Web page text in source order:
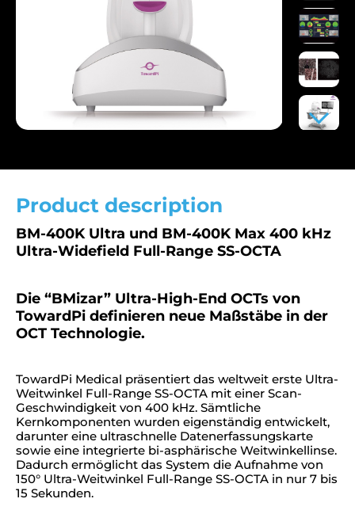
Product description
BM-400K Ultra und BM-400K Max 400 kHz
Ultra-Widefield Full-Range SS-OCTA
Die “BMizar” Ultra-High-End OCTs von
TowardPi definieren neue Maßstäbe in der
OCT Technologie.
TowardPi Medical präsentiert das weltweit erste Ultra-
Weitwinkel Full-Range SS-OCTA mit einer Scan-
Geschwindigkeit von 400 kHz. Sämtliche
Kernkomponenten wurden eigenständig entwickelt,
darunter eine ultraschnelle Datenerfassungskarte
sowie eine integrierte bi-asphärische Weitwinkellinse.
Dadurch ermöglicht das System die Aufnahme von
150° Ultra-Weitwinkel Full-Range SS-OCTA in nur 7 bis
15 Sekunden.